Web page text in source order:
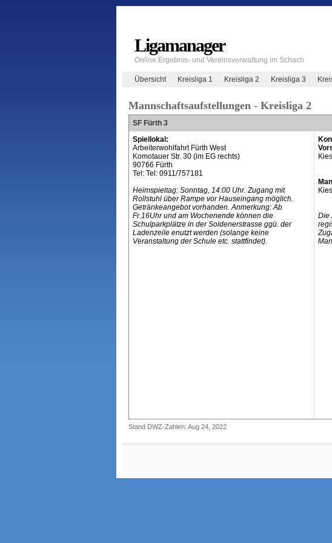
Ligamanager
Online Ergebnis- und Vereinsverwaltung im Schach
Übersicht Kreisliga 1 Kreisliga 2 Kreisliga 3
Mannschaftsaufstellungen - Kreisliga 2
SF Fürth 3
Spiellokal:
Arbeiterwohlfahrt Fürth West
Komotauer Str. 30 (im EG rechts)
90766 Fürth
Tel: Tel: 0911/757181
Heimspieltag: Sonntag, 14:00 Uhr. Zugang mit
Rollstuhl über Rampe vor Hauseingang möglich.
Getränkeangebot vorhanden. Anmerkung: Ab
Fr.16Uhr und am Wochenende können die
Schulparkplätze in der Soldenerstrasse ggü. der
Ladenzeile enutzt werden (solange keine
Veranstaltung der Schule etc. stattfindet).
Die
Stand DWZ-Zahlen: Aug 24, 2022